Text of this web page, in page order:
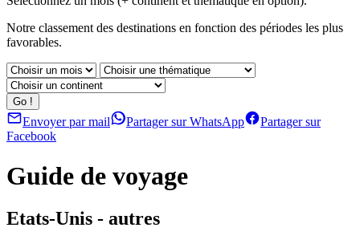
Notre classement des destinations en fonction des périodes les plus
favorables.
Envoyer par mail Partager sur WhatsApp
Partager sur
Facebook
Guide de voyage
Etats-Unis - autres